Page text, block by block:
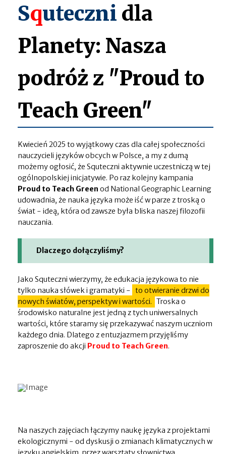
Squteczni dla
Planety: Nasza
podróż z "Proud to
Teach Green"
Kwiecień 2025 to wyjątkowy czas dla całej społeczności
nauczycieli języków obcych w Polsce, a my z dumą
możemy ogłosić, że Squteczni aktywnie uczestniczą w tej
ogólnopolskiej inicjatywie. Po raz kolejny kampania
Proud to Teach Green od National Geographic Learning
udowadnia, że nauka języka może iść w parze z troską o
świat - ideą, która od zawsze była bliska naszej filozofii
nauczania.
Dlaczego dołączyliśmy?
Jako Squteczni wierzymy, że edukacja językowa to nie
tylko nauka słówek i gramatyki - to otwieranie drzwi do
nowych światów, perspektyw i wartości. Troska o
środowisko naturalne jest jedną z tych uniwersalnych
wartości, które staramy się przekazywać naszym uczniom
każdego dnia. Dlatego z entuzjazmem przyjęliśmy
zaproszenie do akcji Proud to Teach Green.
Na naszych zajęciach łączymy naukę języka z projektami
ekologicznymi - od dyskusji o zmianach klimatycznych w